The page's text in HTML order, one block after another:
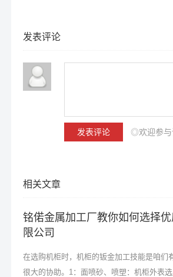
发表评论
◎欢迎参与
相关文章
铭偌金属加工厂教你如何选择
限公司
在选购机柜时，机柜的钣金加工技能是咱们
很大的协助。1：面喷砂、喷塑：机柜外表